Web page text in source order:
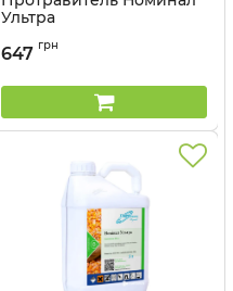
Ультра
Артикул:
647 грн